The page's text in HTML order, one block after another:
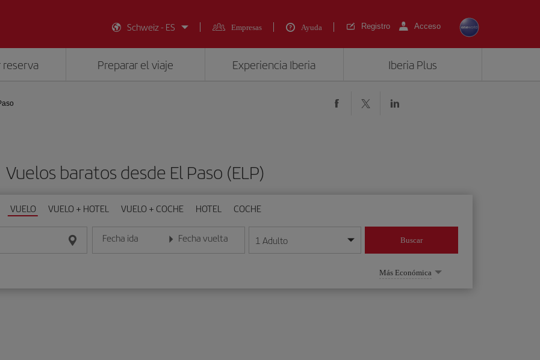
Schweiz - ES
Empresas Ayuda Registro Acceso
reserva Preparar el viaje Experiencia Iberia Iberia Plus
Vuelos baratos desde El Paso (ELP)
VUELO VUELO + HOTEL VUELO + COCHE HOTEL COCHE
Fecha ida
Introduce la fecha en formato día/mes/año
Fecha vuelta
Introduce la fecha en formato día/mes/año
1 Adulto Buscar
Más Económica